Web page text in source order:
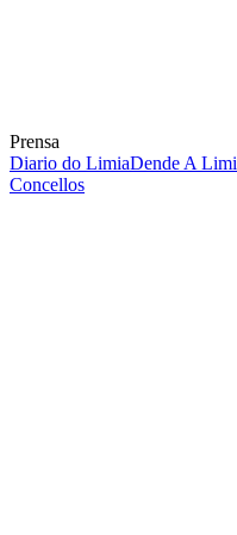
Prensa
Diario do LimiaDende A
Concellos